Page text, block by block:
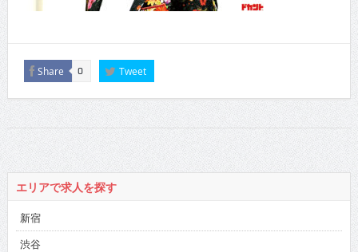
Share 0 Tweet
エリアで求人を探す
新宿
渋谷